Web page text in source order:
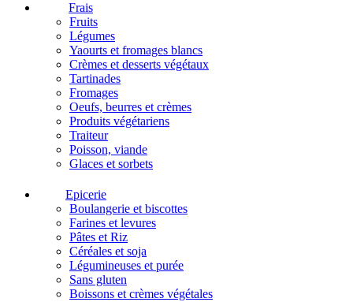
Frais
Fruits
Légumes
Yaourts et fromages blancs
Crèmes et desserts végétaux
Tartinades
Fromages
Oeufs, beurres et crèmes
Produits végétariens
Traiteur
Poisson, viande
Glaces et sorbets
Epicerie
Boulangerie et biscottes
Farines et levures
Pâtes et Riz
Céréales et soja
Légumineuses et purée
Sans gluten
Boissons et crèmes végétales